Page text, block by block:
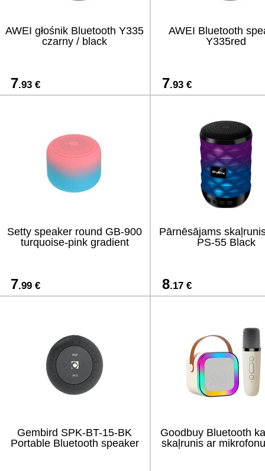
AWEI głośnik Bluetooth Y335
czarny / black
7.93 €
AWEI Bluetooth
Y335red
7.93 €
Setty speaker round GB-900
turquoise-pink gradient
7.99 €
Pārnēsājams
PS-55 Black
8.17 €
Gembird SPK-BT-15-BK
Portable Bluetooth speaker
Goodbuy Bluetooth
skaļrunis ar